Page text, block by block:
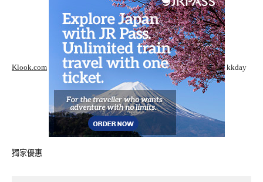
Klook.com kkday
獨家優惠